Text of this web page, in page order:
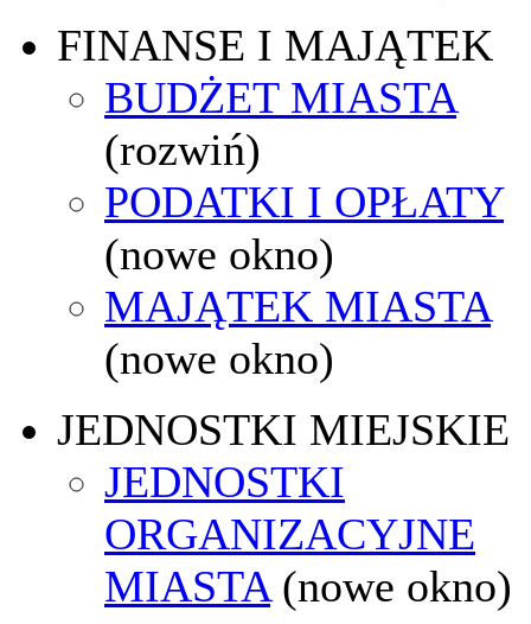
FINANSE I MAJĄTEK
BUDŻET MIASTA
(rozwiń)
PODATKI I OPŁATY
(nowe okno)
MAJĄTEK MIASTA
(nowe okno)
JEDNOSTKI MIEJSKIE
JEDNOSTKI
ORGANIZACYJNE
MIASTA (nowe okno)